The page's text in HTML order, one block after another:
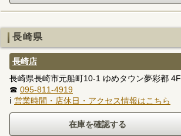
長崎県
長崎店
長崎県長崎市元船町10-1 ゆめタウン夢彩都 4F
☎ 095-811-4919
ℹ 営業時間・店休日・アクセス情報はこちら